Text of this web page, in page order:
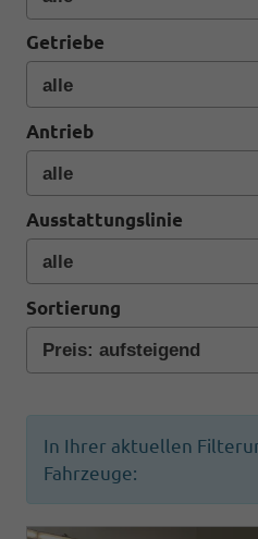
Getriebe
Antrieb
Ausstattungslinie
Sortierung
In Ihrer aktuellen
Fahrzeuge: